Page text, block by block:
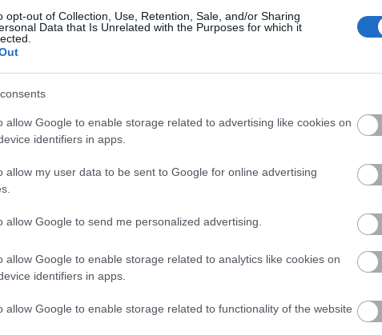
opt-out of Collection, Use, Retention, Sale, and/or Sharing
Data that Is Unrelated with the Purposes for which it
allow Google to enable storage related to advertising like cookies on
identifiers in apps.
allow my user data to be sent to Google for online advertising
allow Google to send me personalized advertising.
allow Google to enable storage related to analytics like cookies on
identifiers in apps.
allow Google to enable storage related to functionality of the website
néhány kérdést az úgynevezett pesti…
TOVÁBB OLVASOM
SZABADSÁGHARC HARCKOCSI
KÖZEPES HARCKOCSI, AZ
EGY FŐ TÍPUSA
34-es a második világháború egyik legsikeresebb
Ausztria 3
2)
(1)
Cseh
diplomácia (
)
2
Fidel Castro (
forradalom (
függetlenség
gyilkosság
5
Hadikölcsön (